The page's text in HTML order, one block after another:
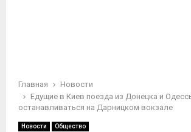
Главная
Новости
Едущие в Киев поезда из Донецка и
останавливаться на Дарницком вокзале
Новости Общество